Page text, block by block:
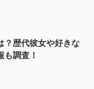
？歴代彼女や好きな
も調査！